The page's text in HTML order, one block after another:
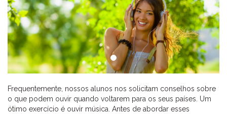
Frequentemente, nossos alunos nos solicitam conselhos sobre
o que podem ouvir quando voltarem para os seus países. Um
ótimo exercício é ouvir música. Antes de abordar esses